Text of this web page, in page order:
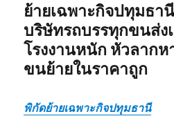
ย้ายเฉพาะกิจปทุมธ
บริษัทรถบรรทุกขนส่ง
โรงงานหนัก หัวลากห
ขนย้ายในราคาถูก
พิกัดย้ายเฉพาะกิจปทุมธานี